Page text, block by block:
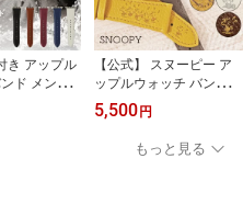
き アップル
ド メンズ
撥水 スコ
革 三折れ
【公式】 スヌーピー ア
ップルウォッチ バンド
レディース 革 レザー 本
革 ベルト SNOOPY PEA
NUTS ピーナッツ Apple
Watch 38mm 40mm 41m
5,500円
もっと見る